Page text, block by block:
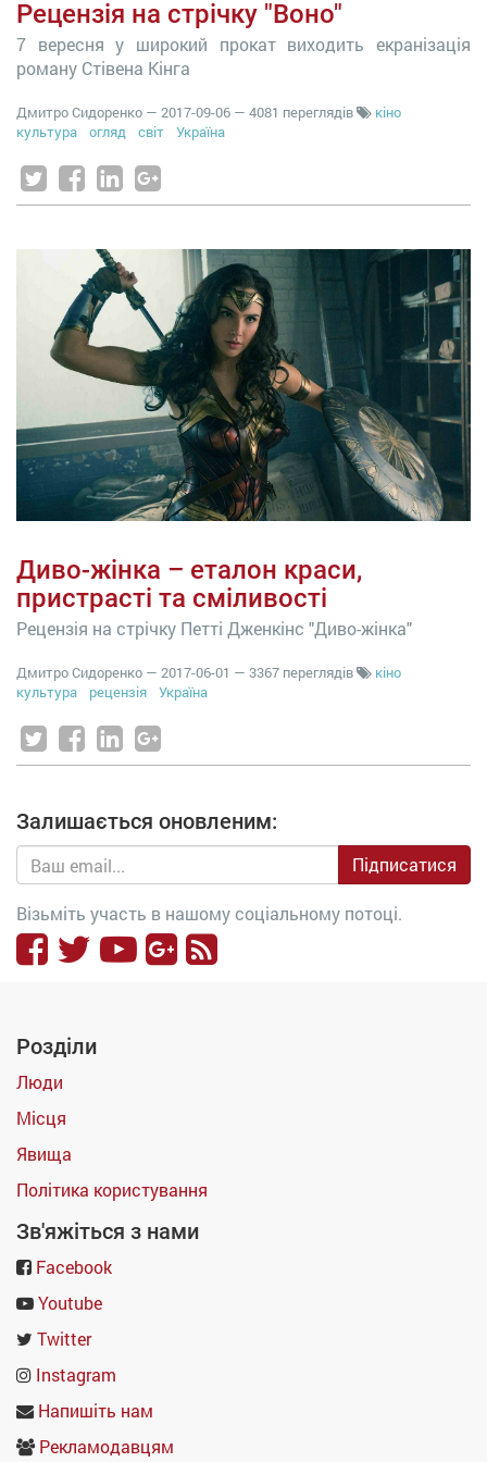
Рецензія на стрічку "Воно"
7 вересня у широкий прокат виходить екранізація
роману Стівена Кінга
Дмитро Сидоренко — 2017-09-06 — 4081 переглядів
кіно
культура
огляд світ Україна
Диво-жінка – еталон краси,
пристрасті та сміливості
Рецензія на стрічку Петті Дженкінс "Диво-жінка"
Дмитро Сидоренко — 2017-06-01 — 3367 переглядів
кіно
культура
рецензія Україна
Залишається оновленим:
Підписатися
Візьміть участь в нашому соціальному потоці.
Розділи
Люди
Місця
Явища
Політика користування
Зв'яжіться з нами
Facebook
Youtube
Twitter
Instagram
Напишіть нам
Рекламодавцям